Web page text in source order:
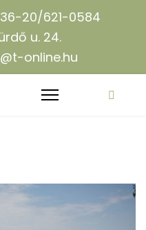
20/621-0584
u. 24.
online.hu